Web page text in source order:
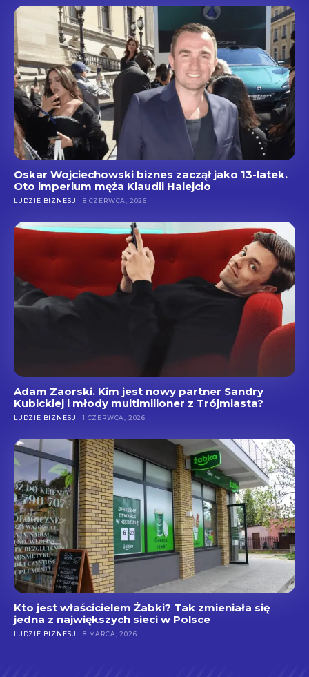
Oskar Wojciechowski biznes zaczął jako 13-latek.
Oto imperium męża Klaudii Halejcio
LUDZIE BIZNESU 8 CZERWCA, 2026
Adam Zaorski. Kim jest nowy partner Sandry
Kubickiej i młody multimilioner z Trójmiasta?
LUDZIE BIZNESU 1 CZERWCA, 2026
Kto jest właścicielem Żabki? Tak zmieniała się
jedna z największych sieci w Polsce
LUDZIE BIZNESU 8 MARCA, 2026